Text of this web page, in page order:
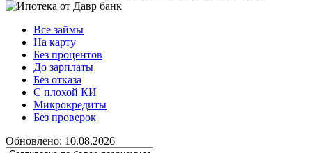
Все займы
На карту
Без процентов
До зарплаты
Без отказа
С плохой КИ
Микрокредиты
Без проверок
Обновлено: 10.08.2026